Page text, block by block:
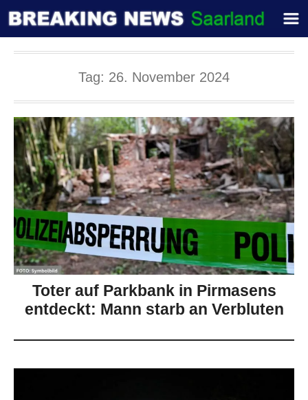
Tag: 26. November 2024
Toter auf Parkbank in Pirmasens
entdeckt: Mann starb an Verbluten